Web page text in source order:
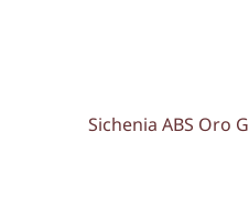
Sichenia ABS Oro